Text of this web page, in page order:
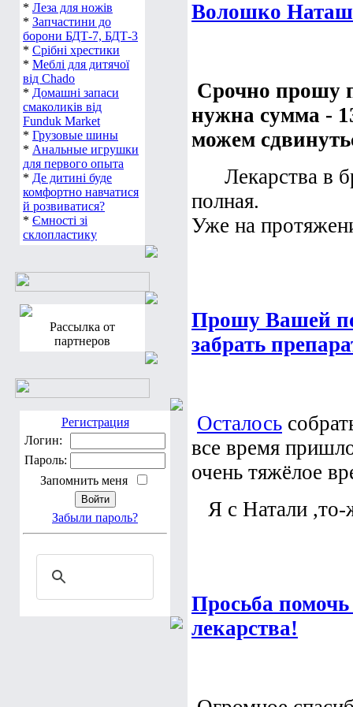
* Леза для ножів
* Запчастини до
борони БДТ-7, БДТ-3
* Срібні хрестики
* Меблі для дитячої
від Chado
* Домашні запаси
смаколиків від
Funduk Market
* Грузовые шины
* Анальные игрушки
для первого опыта
* Де дитині буде
комфортно навчатися
й розвиватися?
* Ємності зі
склопластику
Рассылка от
партнеров
Регистрация
Логин:
Пароль:
Запомнить меня
Забыли пароль?
Волошко
Срочно прошу
нужна сумма -
можем
Лекарства в
полная.
Уже на
Прошу Вашей
забрать
Осталось
все время
очень тяжёлое
Я с Натали
Просьба
лекарства!